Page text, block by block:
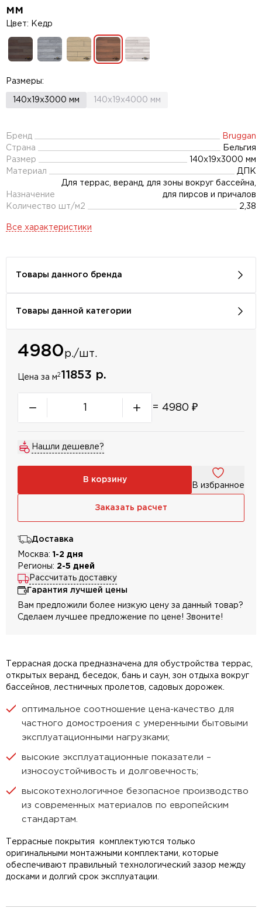
мм
Цвет: Кедр
Размеры:
140x19x3000 мм 140x19x4000 мм
Бренд
Bruggan
Страна
Бельгия
Размер
140х19x3000 мм
Материал
ДПК
Назначение
Для террас, веранд, для зоны вокруг бассейна,
для пирсов и причалов
Количество шт/м2
2,38
Все характеристики
Товары данного бренда
Товары данной категории
4980р./шт.
Цена за м2 11853 р.
= 4980 ₽
Нашли дешевле?
В корзину
В избранное
Заказать расчет
Доставка
Москва: 1-2 дня
Регионы: 2-5 дней
Рассчитать доставку
Гарантия лучшей цены
Вам предложили более низкую цену за данный товар?
Сделаем лучшее предложение по цене! Звоните!
Террасная доска предназначена для обустройства террас,
открытых веранд, беседок, бань и саун, зон отдыха вокруг
бассейнов, лестничных пролетов, садовых дорожек.
оптимальное соотношение цена-качество для
частного домостроения с умеренными бытовыми
эксплуатационными нагрузками;
высокие эксплуатационные показатели –
износоустойчивость и долговечность;
высокотехнологичное безопасное производство
из современных материалов по европейским
стандартам.
Террасные покрытия комплектуются только
оригинальными монтажными комплектами, которые
обеспечивают правильный технологический зазор между
досками и долгий срок эксплуатации.